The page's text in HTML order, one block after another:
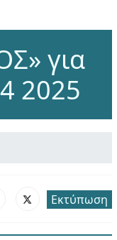
για
2025
Εκτύπωση